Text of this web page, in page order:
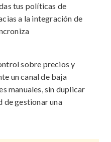
tus políticas de
a la integración de
sobre precios y
un canal de baja
manuales, sin duplicar
de gestionar una